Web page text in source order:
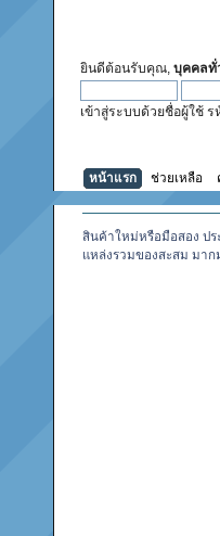
ยินดีต้อนรับคุณ, บุคคลทั่
เข้าสู่ระบบด้วยชื่อผู้ใช้
หน้าแรก ช่วยเหลือ
สินค้าใหม่หรือมือสอง ป
แหล่งรวมของสะสม มา